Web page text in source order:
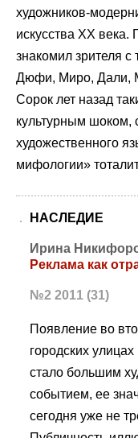
художников-
искусства XX
знакомил зрителя
Дюфи, Миро, Дали,
Сорок лет назад
культурным шоком,
художественного
мифологии»
НАСЛЕДИЕ
Ирина
Реклама как
№2 2011 (31)
Появление во
городских
стало большим
событием, ее
сегодня уже не